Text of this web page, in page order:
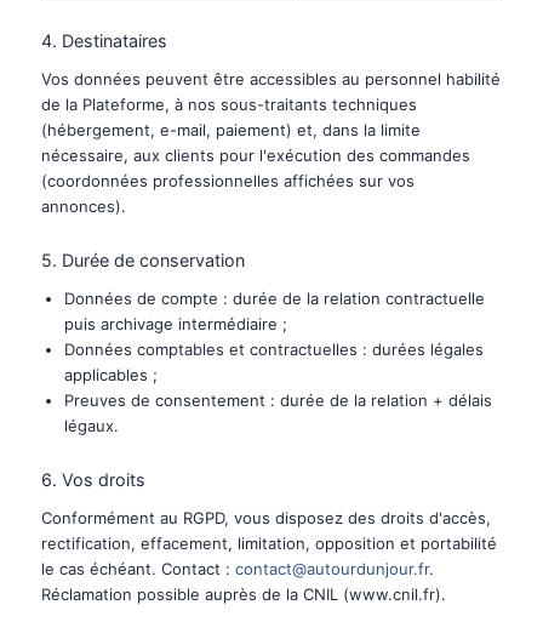
4. Destinataires
Vos données peuvent être accessibles au personnel habilité
de la Plateforme, à nos sous-traitants techniques
(hébergement, e-mail, paiement) et, dans la limite
nécessaire, aux clients pour l'exécution des commandes
(coordonnées professionnelles affichées sur vos
annonces).
5. Durée de conservation
Données de compte : durée de la relation contractuelle
puis archivage intermédiaire ;
Données comptables et contractuelles : durées légales
applicables ;
Preuves de consentement : durée de la relation + délais
légaux.
6. Vos droits
Conformément au RGPD, vous disposez des droits d'accès,
rectification, effacement, limitation, opposition et portabilité
le cas échéant. Contact : contact@autourdunjour.fr.
Réclamation possible auprès de la CNIL (www.cnil.fr).